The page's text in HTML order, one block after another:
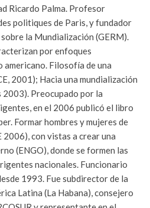
Ricardo Palma. Profesor
politiques de Paris, y fundador
la Mundialización (GERM).
por enfoques
Filosofía de una
2001); Hacia una mundialización
2003). Preocupado por la
en el 2006 publicó el libro
Formar hombres y mujeres de
2006), con vistas a crear una
(ENGO), donde se formen las
nacionales. Funcionario
1993. Fue subdirector de la
Latina (La Habana), consejero